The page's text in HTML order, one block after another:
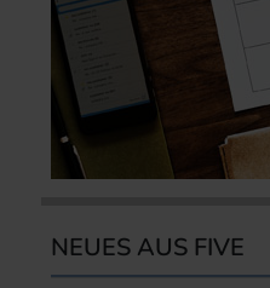
NEUES AUS FIVE